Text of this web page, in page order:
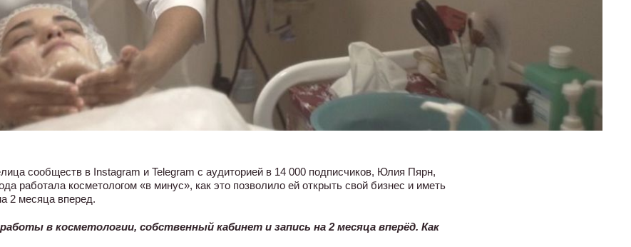
сообществ в Instagram и Telegram с аудиторией в 14 000 подписчиков, Юлия Пярн,
работала косметологом «в минус», как это позволило ей открыть свой бизнес и иметь
2 месяца вперед.
в косметологии, собственный кабинет и запись на 2 месяца вперёд. Как